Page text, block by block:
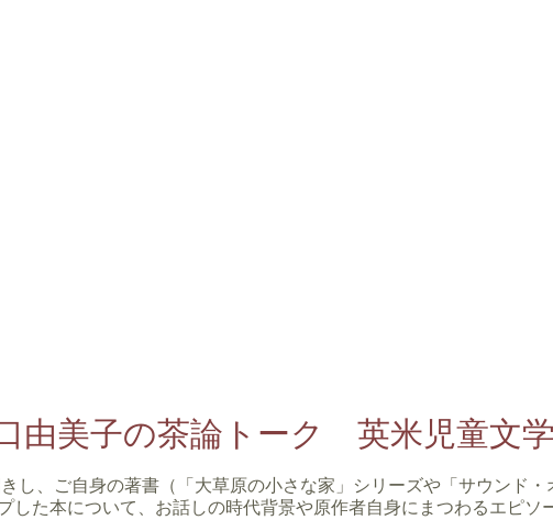
由美子の茶論トーク 英米児童文
し、ご自身の著書（「大草原の小さな家」シリーズや「サウンド
した本について、お話しの時代背景や原作者自身にまつわるエピ